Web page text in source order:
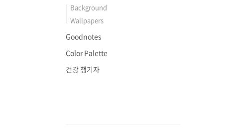
Background
Wallpapers
Goodnotes
Color Palette
건강 챙기자